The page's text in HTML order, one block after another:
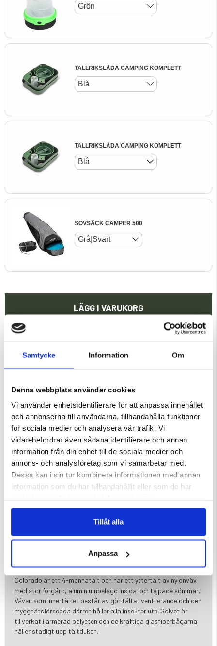
Samtycke Information Om
Denna webbplats använder cookies
Vi använder enhetsidentifierare för att anpassa innehållet
och annonserna till användarna, tillhandahålla funktioner
för sociala medier och analysera vår trafik. Vi
vidarebefordrar även sådana identifierare och annan
information från din enhet till de sociala medier och
annons- och analysföretag som vi samarbetar med.
Dessa kan i sin tur kombinera informationen med annan
information som du har tillhandahållit eller som de har
Tillåt alla
Anpassa
Grön
TALLRIKSLÅDA CAMPING KOMPLETT
Blå
TALLRIKSLÅDA CAMPING KOMPLETT
Blå
SOVSÄCK CAMPER 500
Grå|Svart
LÄGG I VARUKORG
Fri frakt över 1000:- 14 dagars ångerrätt Leveranstid 1-5dagar
FRILUFTSPAKET/TÄLTPAKET 2 PERS
Artikel nr. FRILUFTSPAKET
Vi har plockat ihop ett mycket prisvärt friluftspaket bestående
1 st 4-manna tält Colorado
2 st liggunderlag 180X50X0,8 cm
1st komplett stormkök för matlagning utomhus
1 st solcellslampa /tältlampa.
Skärbräda.
Colorado är ett 4-mannatält och har ett yttertält av nylonväv
med stor förgård, aluminiumbelagd insida och tejpade sömmar.
Väven som innertältet består av gör tältet ventilerande och den
myggnätsförsedda dörren håller alla insekter ute. Golvet är
tillverkat i armerad polyeten och de kraftiga glasfiberbågarna
håller stadigt upp tältduken.